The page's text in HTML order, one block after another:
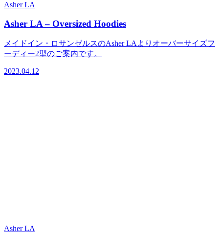
Asher LA
Asher LA – Oversized Hoodies
メイドイン・ロサンゼルスのAsher LAよりオーバーサイズフ
ーディー2型のご案内です。
2023.04.12
Asher LA